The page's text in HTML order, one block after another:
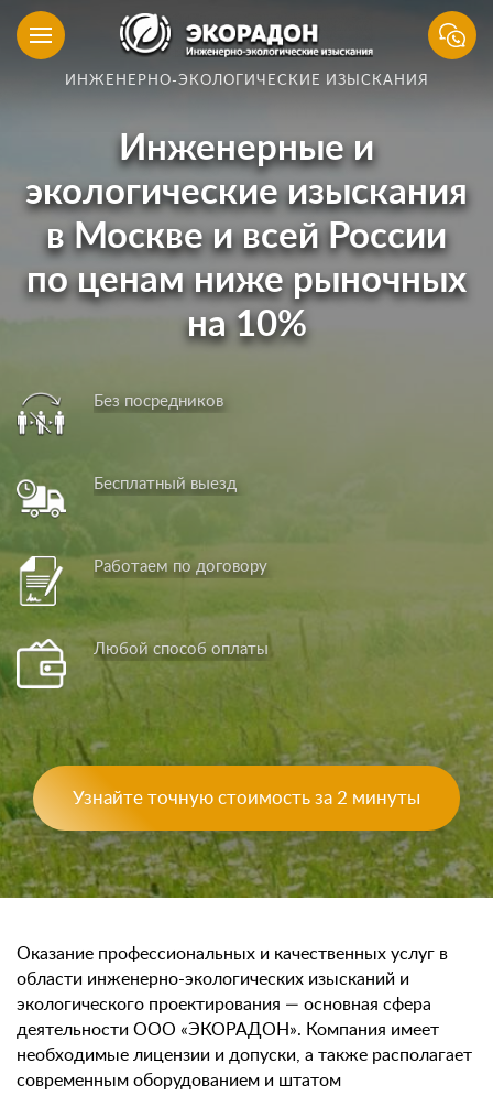
ИНЖЕНЕРНО-ЭКОЛОГИЧЕСКИЕ ИЗЫСКАНИЯ
Инженерные и
экологические изыскания
в Москве и всей России
по ценам ниже рыночных
на 10%
Без посредников
Бесплатный выезд
Работаем по договору
Любой способ оплаты
Узнайте точную стоимость за 2 минуты
Оказание профессиональных и качественных услуг в
области инженерно-экологических изысканий и
экологического проектирования — основная сфера
деятельности ООО «ЭКОРАДОН». Компания имеет
необходимые лицензии и допуски, а также располагает
современным оборудованием и штатом